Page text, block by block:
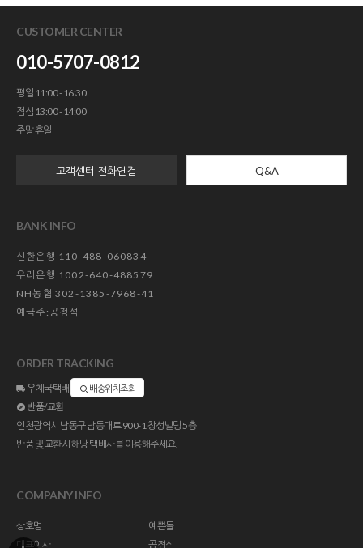
CUSTOMER CENTER
010-5707-0812
평일 11:00 - 16:30
점심 13:00 - 14:00
주말 휴일
고객센터 전화연결 Q&A
BANK INFO
신한은행 110-488-060834
우리은행 1002-640-488579
NH농협 302-1385-7968-41
예금주:공정석
ORDER TRACKING
우체국택배 배송위치조회
반품/교환
인천광역시 남동구 남동대로 900-1 창성빌딩 5층
반품 및 교환시 해당 택배사를 이용해주세요.
COMPANY INFO
상호명
예쁜돌
대표이사
공정석